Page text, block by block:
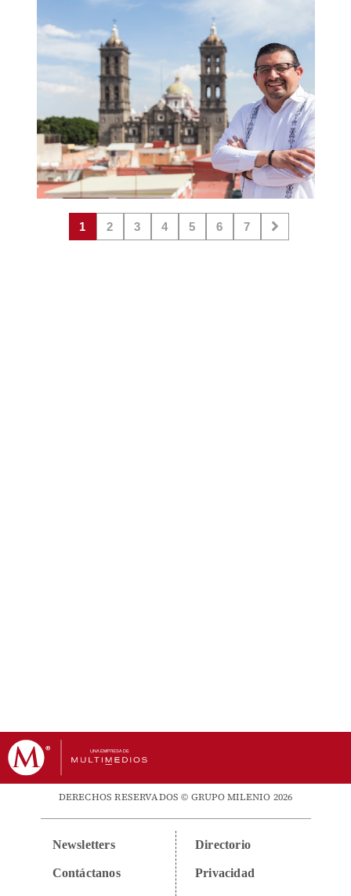
1 2 3 4 5 6 7
DERECHOS RESERVADOS © GRUPO MILENIO 2026
Newsletters
Contáctanos
Directorio
Privacidad